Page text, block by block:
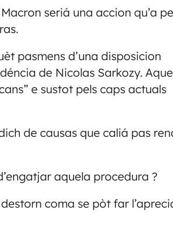
seriá una accion qu’a
pasmens d’una disposicion
de Nicolas Sarkozy.
e sustot pels caps actuals
de causas que caliá pas
aquela procedura ?
coma se pòt far